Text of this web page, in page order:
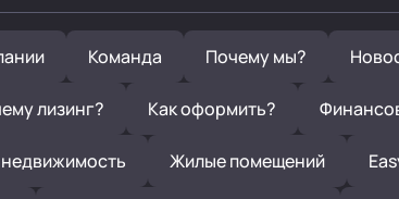
Команда Почему мы?
лизинг? Как оформить?
Жилые помещений